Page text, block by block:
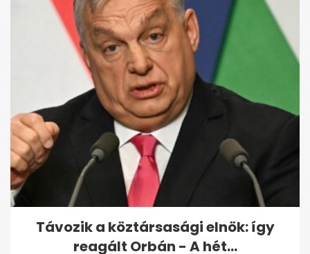
Reagált a külügy a szerb
határnál történtekre: két
magyar...
Távozik a köztársasági elnök: így
reagált Orbán - A hét...